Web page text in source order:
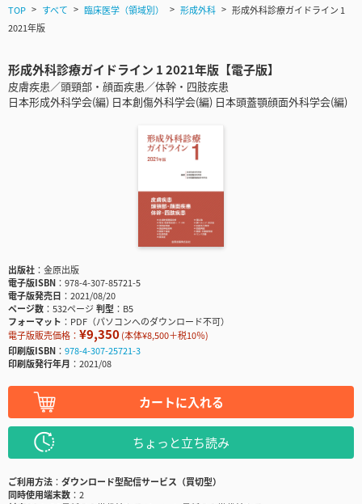
TOP すべて 臨床医学（領域別） 形成外科
形成外科診療ガイドライン 1
2021年版
形成外科診療ガイドライン 1 2021年版【電子版】
皮膚疾患／頭頸部・顔面疾患／体幹・四肢疾患
日本形成外科学会(編) 日本創傷外科学会(編) 日本頭蓋顎顔面外科学会(編)
出版社
金原出版
電子版ISBN
978-4-307-85721-5
電子版発売日
2021/08/20
ページ数
532ページ判型
B5
フォーマット
PDF（パソコンへのダウンロード不可）
電子版販売価格： ¥9,350(本体¥8,500＋税10％)
印刷版ISBN
978-4-307-25721-3
印刷版発行年月
2021/08
カートに入れる
ちょっと立ち読み
ご利用方法
ダウンロード型配信サービス（買切型）
同時使用端末数
2